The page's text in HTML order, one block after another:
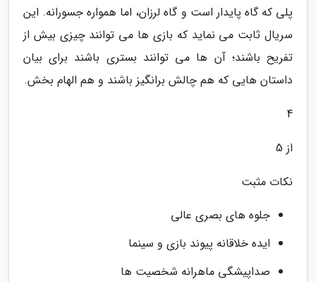
پلی که گاه پایدار است و گاه لرزان، اما همواره جسورانه. این
سریال ثابت می نماید که بازی ها می توانند چیزی بیش از
تفریح باشند؛ آن ها می توانند بستری باشند برای بیان
داستان هایی که هم چالش برانگیز باشند و هم الهام بخش.
4
از 5
نکات مثبت
جلوه های بصری عالی
ایده خلاقانه پیوند بازی و سینما
صداپیشگی ماهرانه شخصیت ها